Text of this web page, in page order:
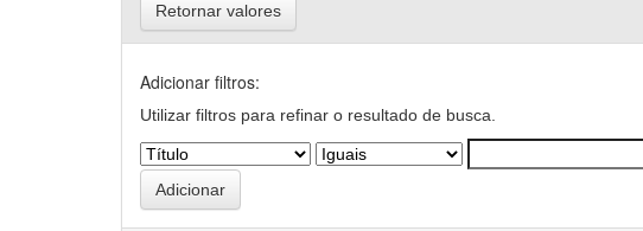
Retornar valores
Adicionar filtros:
Utilizar filtros para refinar o resultado de busca.